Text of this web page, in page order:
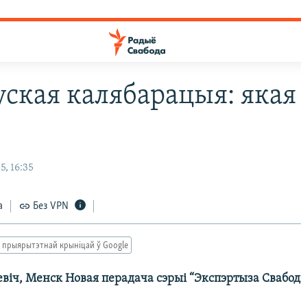
калябарацыя:
16:35
Без VPN
прыярытэтнай крыніцай ў Google
Менск Новая перадача сэрыі “Экспэртыза